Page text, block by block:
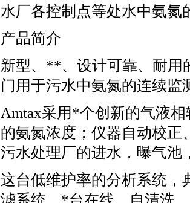
水厂各控制点等处水中氨氮
产品简介
新型、 **、 设计可靠、耐用
门用于污水中氨氮的连续监
Amtax采用*个创新的气液
的氨氮浓度；仪器自动校正
污水处理厂的进水，曝气池
这台低维护率的分析系统，
滤系统， *台在线、自清洗